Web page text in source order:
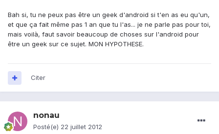
Bah si, tu ne peux pas être un geek d'android si t'en as eu qu'un,
et que ça fait même pas 1 an que tu l'as... je ne parle pas pour toi,
mais voilà, faut savoir beaucoup de choses sur l'android pour
être un geek sur ce sujet. MON HYPOTHESE.
Citer
nonau
Posté(e) 22 juillet 2012